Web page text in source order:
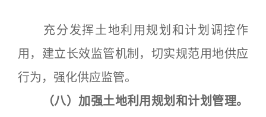
充分发挥土地利用规划和计划调控作
用，建立长效监管机制，切实规范用地供应
行为，强化供应监管。
（八）加强土地利用规划和计划管理。